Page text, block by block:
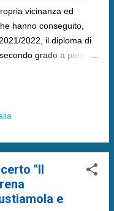
vicinanza ed
hanno conseguito,
2022, il diploma di
grado a pieni
"Il
e